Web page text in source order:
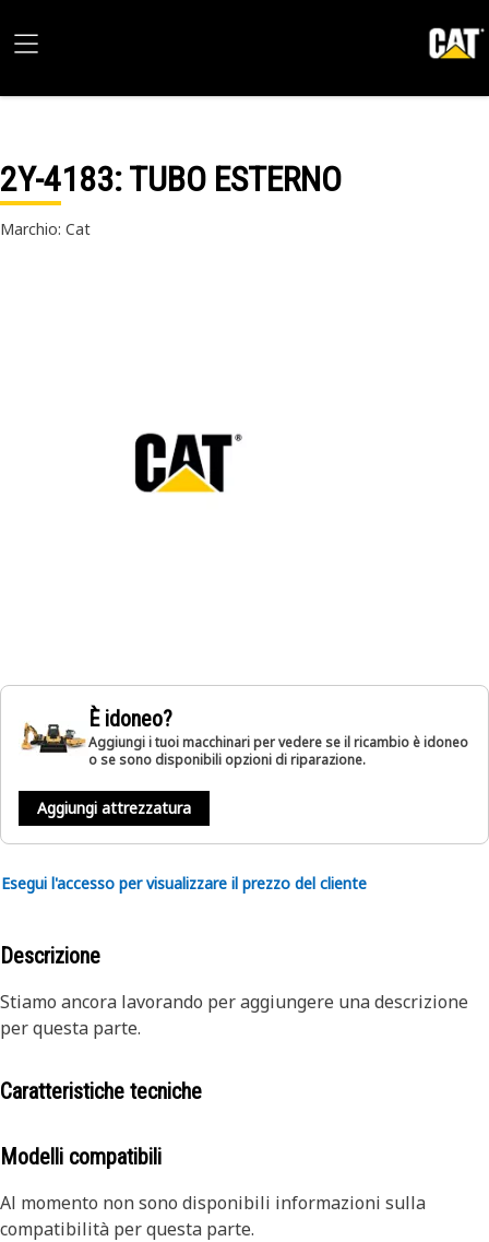
2Y-4183: TUBO ESTERNO
Marchio: Cat
È idoneo?
Aggiungi i tuoi macchinari per vedere se il ricambio è idoneo
o se sono disponibili opzioni di riparazione.
Aggiungi attrezzatura
Esegui l'accesso per visualizzare il prezzo del cliente
Descrizione
Stiamo ancora lavorando per aggiungere una descrizione
per questa parte.
Caratteristiche tecniche
Modelli compatibili
Al momento non sono disponibili informazioni sulla
compatibilità per questa parte.